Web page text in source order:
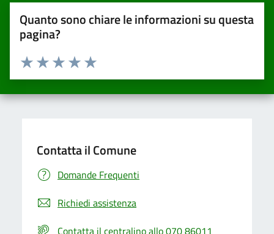
Quanto sono chiare le informazioni su questa
pagina?
Valuta da 1 a 5 stelle la pagina
Valuta 5 stelle su 5
Valuta 4 stelle su 5
Valuta 3 stelle su 5
Valuta 2 stelle su 5
Valuta una stella su 5
Contatta il Comune
Domande Frequenti
Richiedi assistenza
Contatta il centralino allo 070 86011